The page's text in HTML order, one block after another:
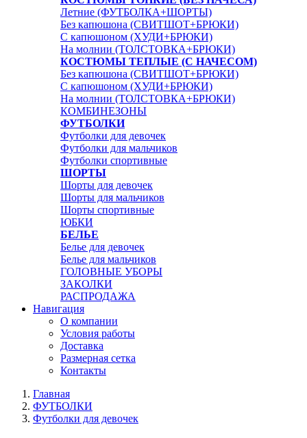
Летние (ФУТБОЛКА+ШОРТЫ)
Без капюшона (СВИТШОТ+БРЮКИ)
С капюшоном (ХУДИ+БРЮКИ)
На молнии (ТОЛСТОВКА+БРЮКИ)
КОСТЮМЫ ТЕПЛЫЕ (С НАЧЕСОМ)
Без капюшона (СВИТШОТ+БРЮКИ)
С капюшоном (ХУДИ+БРЮКИ)
На молнии (ТОЛСТОВКА+БРЮКИ)
КОМБИНЕЗОНЫ
ФУТБОЛКИ
Футболки для девочек
Футболки для мальчиков
Футболки спортивные
ШОРТЫ
Шорты для девочек
Шорты для мальчиков
Шорты спортивные
ЮБКИ
БЕЛЬЕ
Белье для девочек
Белье для мальчиков
ГОЛОВНЫЕ УБОРЫ
ЗАКОЛКИ
РАСПРОДАЖА
Навигация
О компании
Условия работы
Доставка
Размерная сетка
Контакты
Главная
ФУТБОЛКИ
Футболки для девочек